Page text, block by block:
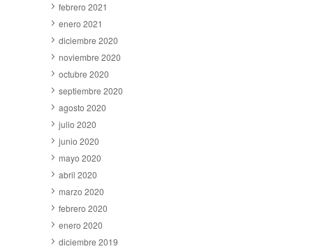
febrero 2021
enero 2021
diciembre 2020
noviembre 2020
octubre 2020
septiembre 2020
agosto 2020
julio 2020
junio 2020
mayo 2020
abril 2020
marzo 2020
febrero 2020
enero 2020
diciembre 2019